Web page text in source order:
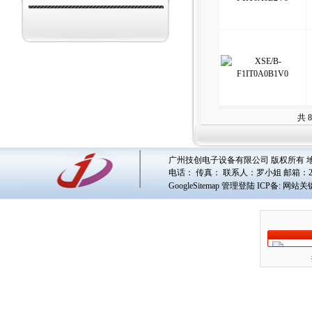
共
广州技创电子设备有限公司 版权所有
电话： 传真： 联系人： 罗小姐 邮箱：
GoogleSitemap 管理登陆 ICP备: 网站关